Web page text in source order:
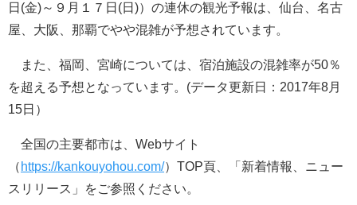
日(金)～９月１７日(日)）の連休の観光予報は、仙台、名古
屋、大阪、那覇でやや混雑が予想されています。
また、福岡、宮崎については、宿泊施設の混雑率が50％
を超える予想となっています。(データ更新日：2017年8月
15日）
全国の主要都市は、Webサイト
（ https://kankouyohou.com/）TOP頁、「新着情報、ニュー
スリリース」をご参照ください。